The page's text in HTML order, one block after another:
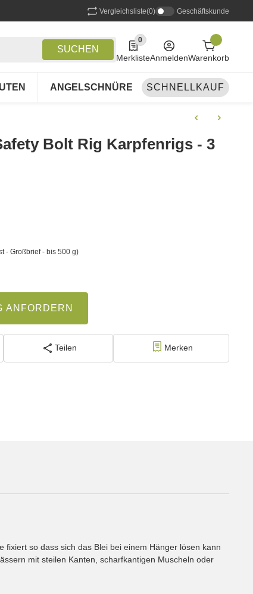
Vergleichsliste(0) Geschäftskunde
SUCHEN
0
0 Produkte in der Liste
MerklisteAnmeldenWarenkorb
ANGELSCHNÜRE ANGELSETS
SCHNELLKAUF
Bolt Rig Karpfenrigs - 3
- Großbrief - bis 500 g)
ANFORDERN
Teilen Merken
fixiert so dass sich das Blei bei einem Hänger lösen kann
mit steilen Kanten, scharfkantigen Muscheln oder